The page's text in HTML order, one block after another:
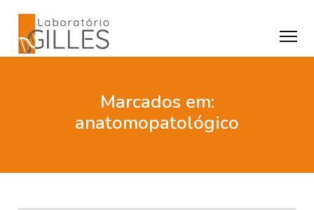
Marcados em:
anatomopatológico